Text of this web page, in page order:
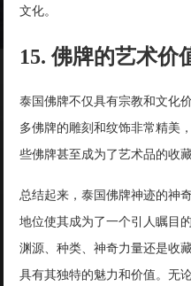
文化。
15. 佛牌的艺术价
泰国佛牌不仅具有宗教和文化
多佛牌的雕刻和纹饰非常精美
些佛牌甚至成为了艺术品的收藏
总结起来，泰国佛牌神迹的神
地位使其成为了一个引人瞩目
渊源、种类、神奇力量还是收
具有其独特的魅力和价值。无